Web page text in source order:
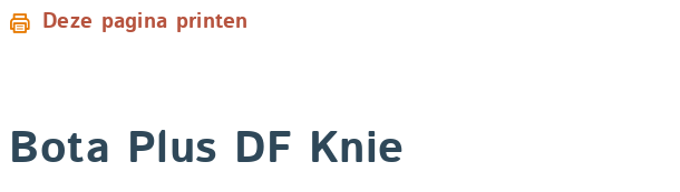
Deze pagina printen
Bota Plus DF Knie